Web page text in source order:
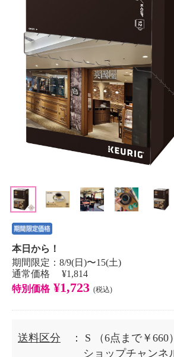
本日から！
期間限定：8/9(日)〜15(土)
通常価格 ¥1,814
特別価格 ¥1,723 (税込)
送料区分 ： S
（6点まで￥660）
ショップチャンネ